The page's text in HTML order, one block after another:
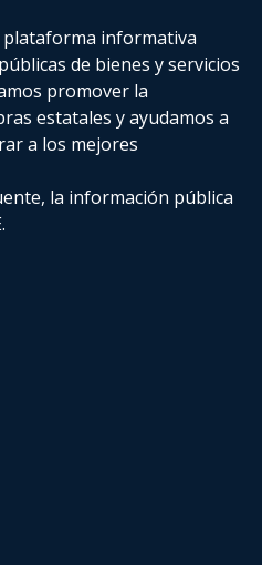
plataforma informativa
de bienes y servicios
promover la
estatalesy ayudamos a
a los mejores
la información pública